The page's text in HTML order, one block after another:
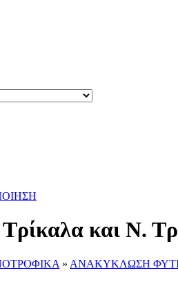
και Ν.
» ΑΝΑΚΥΚΛΩΣΗ